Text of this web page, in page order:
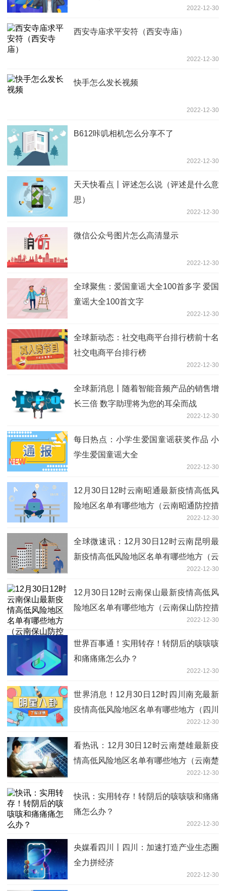
2022-12-30
西安寺庙求平安符（西安寺庙）
2022-12-30
快手怎么发长视频
2022-12-30
B612咔叽相机怎么分享不了
2022-12-30
天天快看点丨评述怎么说（评述是什么意
思）
2022-12-30
微信公众号图片怎么高清显示
2022-12-30
全球聚焦：爱国童谣大全100首多字 爱国
童谣大全100首文字
2022-12-30
全球新动态：社交电商平台排行榜前十名
社交电商平台排行榜
2022-12-30
全球新消息丨随着智能音频产品的销售增
长三倍 数字助理将为您的耳朵而战
2022-12-30
每日热点：小学生爱国童谣获奖作品 小
学生爱国童谣大全
2022-12-30
12月30日12时云南昭通最新疫情高低风
险地区名单有哪些地方（云南昭通防控措
2022-12-30
全球微速讯：12月30日12时云南昆明最
新疫情高低风险地区名单有哪些地方（云
2022-12-30
12月30日12时云南保山最新疫情高低风
险地区名单有哪些地方（云南保山防控措
2022-12-30
世界百事通！实用转存！转阴后的咳咳咳
和痛痛痛怎么办？
2022-12-30
世界消息！12月30日12时四川南充最新
疫情高低风险地区名单有哪些地方（四川
2022-12-30
看热讯：12月30日12时云南楚雄最新疫
情高低风险地区名单有哪些地方（云南楚
2022-12-30
快讯：实用转存！转阴后的咳咳咳和痛痛
痛怎么办？
2022-12-30
央媒看四川丨四川：加速打造产业生态圈
全力拼经济
2022-12-30